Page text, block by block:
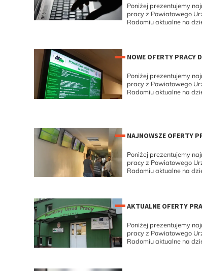
Poniżej prezentujemy
pracy z Powiatowego
Radomiu aktualne na
NOWE OFERTY PRACY
Poniżej prezentujemy
pracy z Powiatowego
Radomiu aktualne na
NAJNOWSZE OFERTY
Poniżej prezentujemy
pracy z Powiatowego
Radomiu aktualne na
AKTUALNE OFERTY
Poniżej prezentujemy
pracy z Powiatowego
Radomiu aktualne na